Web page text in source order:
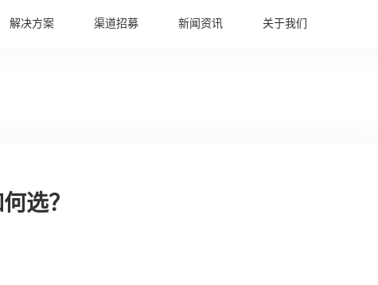
解决方案 渠道招募 新闻资讯 关于我们
选？